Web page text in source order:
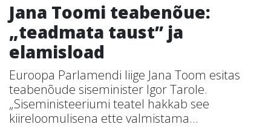
Jana Toomi teabenõue:
„teadmata taust” ja
elamisload
Euroopa Parlamendi liige Jana Toom esitas
teabenõude siseminister Igor Tarole.
„Siseministeeriumi teatel hakkab see
kiireloomulisena ette valmistama...